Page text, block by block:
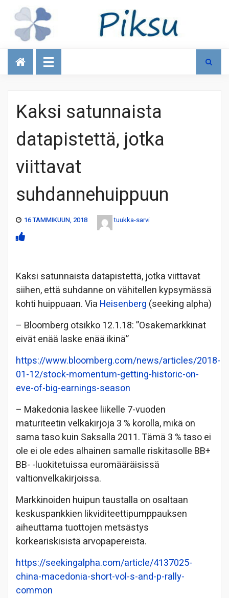
Talous
Kaksi satunnaista
datapistettä, jotka
viittavat
suhdannehuippuun
16 TAMMIKUUN, 2018 tuukka-sarvi
Kaksi satunnaista datapistettä, jotka viittavat
siihen, että suhdanne on vähitellen kypsymässä
kohti huippuaan. Via Heisenberg (seeking alpha)
– Bloomberg otsikko 12.1.18: ”Osakemarkkinat
eivät enää laske enää ikinä”
https://www.bloomberg.com/news/articles/2018-
01-12/stock-momentum-getting-historic-on-
eve-of-big-earnings-season
– Makedonia laskee liikelle 7-vuoden
maturiteetin velkakirjoja 3 % korolla, mikä on
sama taso kuin Saksalla 2011. Tämä 3 % taso ei
ole ei ole edes alhainen samalle riskitasolle BB+
BB- -luokitetuissa euromääräisissä
valtionvelkakirjoissa.
Markkinoiden huipun taustalla on osaltaan
keskuspankkien likviditeettipumppauksen
aiheuttama tuottojen metsästys
korkeariskisistä arvopapereista.
https://seekingalpha.com/article/4137025-
china-macedonia-short-vol-s-and-p-rally-
common